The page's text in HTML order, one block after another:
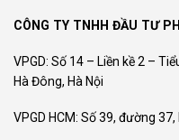
CÔNG TY TNHH ĐẦU TƯ
VPGD: Số 14 – Liền kề 2 –
Hà Đông, Hà Nội
VPGD HCM: Số 39, đường